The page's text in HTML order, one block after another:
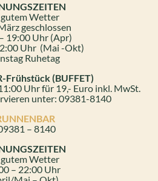
gutem Wetter
geschlossen
19:00 Uhr (Apr)
Uhr (Mai -Okt)
Ruhetag
Frühstück (BUFFET)
Uhr für 19,- Euro inkl. MwSt.
unter: 09381-8140
– 8140
gutem Wetter
– 22:00 Uhr